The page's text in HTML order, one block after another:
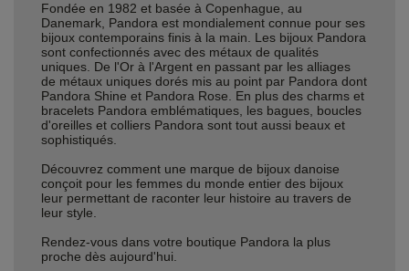
Fondée en 1982 et basée à Copenhague, au
Danemark, Pandora est mondialement connue pour ses
bijoux contemporains finis à la main. Les bijoux Pandora
sont confectionnés avec des métaux de qualités
uniques. De l'Or à l'Argent en passant par les alliages
de métaux uniques dorés mis au point par Pandora dont
Pandora Shine et Pandora Rose. En plus des charms et
bracelets Pandora emblématiques, les bagues, boucles
d'oreilles et colliers Pandora sont tout aussi beaux et
sophistiqués.
Découvrez comment une marque de bijoux danoise
conçoit pour les femmes du monde entier des bijoux
leur permettant de raconter leur histoire au travers de
leur style.
Rendez-vous dans votre boutique Pandora la plus
proche dès aujourd'hui.